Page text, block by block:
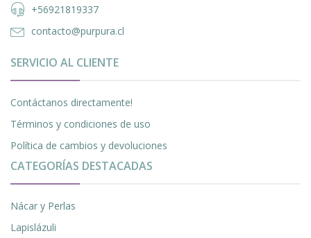
+56921819337
contacto@purpura.cl
SERVICIO AL CLIENTE
Contáctanos directamente!
Términos y condiciones de uso
Política de cambios y devoluciones
CATEGORÍAS DESTACADAS
Nácar y Perlas
Lapislázuli